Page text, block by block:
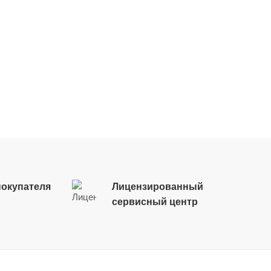
Лицензированный
сервисный центр